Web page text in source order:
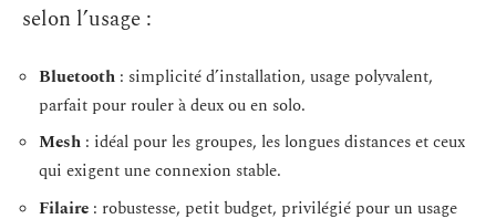
selon l’usage :
Bluetooth : simplicité d’installation, usage polyvalent,
parfait pour rouler à deux ou en solo.
Mesh : idéal pour les groupes, les longues distances et ceux
qui exigent une connexion stable.
Filaire : robustesse, petit budget, privilégié pour un usage